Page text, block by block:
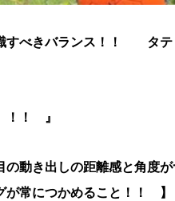
すべきバランス！！ タテ
！ 』
動き出しの距離感と角度
が常につかめること！